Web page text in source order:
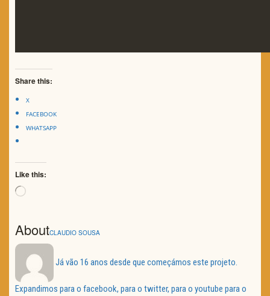
Share this:
X
FACEBOOK
WHATSAPP
Like this:
Loading…
AboutCLAUDIO SOUSA
Já vão 16 anos desde que começámos este projeto.
Expandimos para o facebook, para o twitter, para o youtube para o